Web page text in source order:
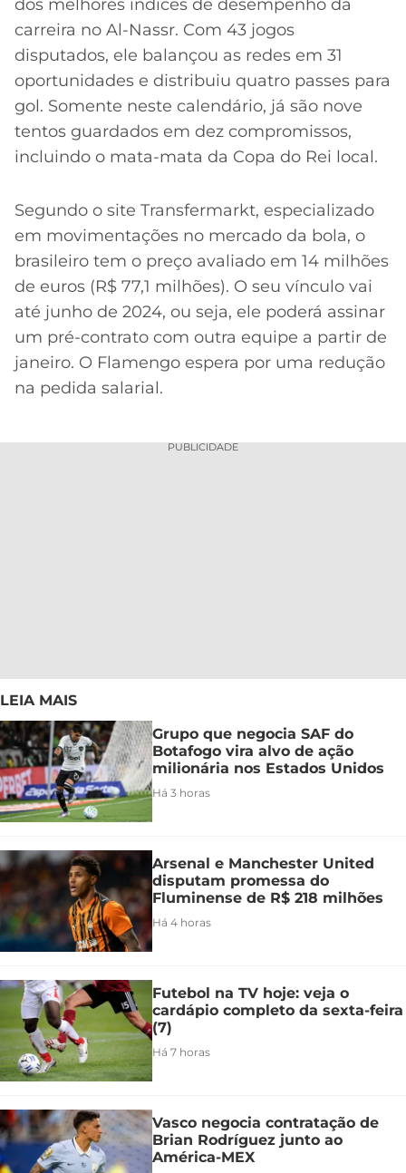
dos melhores índices de desempenho da
carreira no Al-Nassr. Com 43 jogos
disputados, ele balançou as redes em 31
oportunidades e distribuiu quatro passes para
gol. Somente neste calendário, já são nove
tentos guardados em dez compromissos,
incluindo o mata-mata da Copa do Rei local.
Segundo o site Transfermarkt, especializado
em movimentações no mercado da bola, o
brasileiro tem o preço avaliado em 14 milhões
de euros (R$ 77,1 milhões). O seu vínculo vai
até junho de 2024, ou seja, ele poderá assinar
um pré-contrato com outra equipe a partir de
janeiro. O Flamengo espera por uma redução
na pedida salarial.
PUBLICIDADE
LEIA MAIS
Grupo que negocia SAF do
Botafogo vira alvo de ação
milionária nos Estados Unidos
Há 3 horas
Arsenal e Manchester United
disputam promessa do
Fluminense de R$ 218 milhões
Há 4 horas
Futebol na TV hoje: veja o
cardápio completo da sexta-feira
(7)
Há 7 horas
Vasco negocia contratação de
Brian Rodríguez junto ao
América-MEX